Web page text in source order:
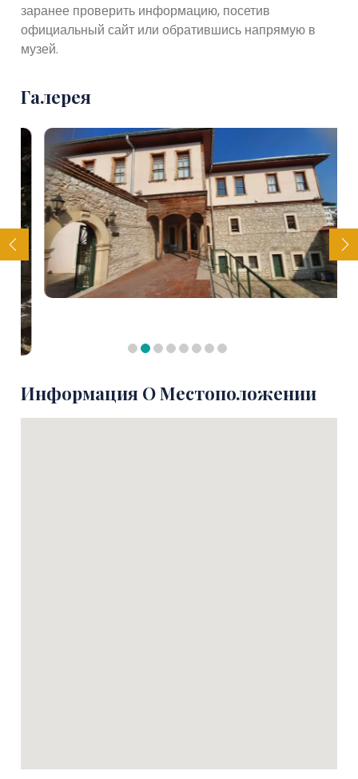
заранее проверить информацию, посетив
официальный сайт или обратившись напрямую в
музей.
Галерея
Информация О Местоположении